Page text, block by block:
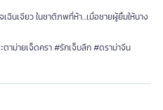
นเจียว ในชาติภพที่ห้า...เมื่อชายผู้ยิ้มให้นาง
าม่ายเจ็ดครา #รักเจ็บลึก #ดราม่าจีน